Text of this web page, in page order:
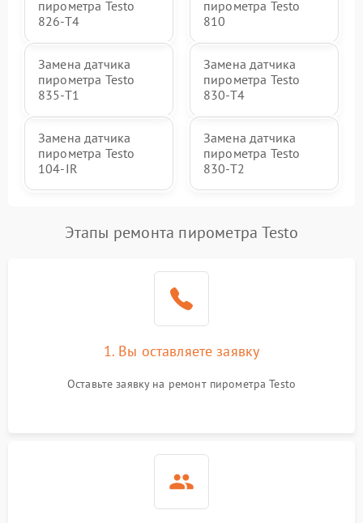
пирометра Testo
826-T4
пирометра Testo
810
Замена датчика
пирометра Testo
835-T1
Замена датчика
пирометра Testo
830-T4
Замена датчика
пирометра Testo
104-IR
Замена датчика
пирометра Testo
830-T2
Этапы ремонта пирометра Testo
1. Вы оставляете заявку
Оставьте заявку на ремонт пирометра Testo